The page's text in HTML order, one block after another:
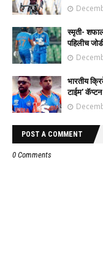
स्मृती-
पहिलीच
भारतीय
टाईम’ कॅप्टन
POST A COMMENT
0 Comments